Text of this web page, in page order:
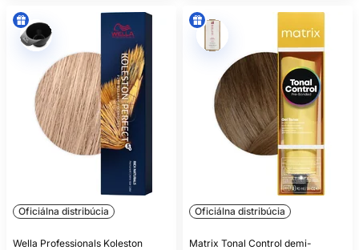
Oficiálna distribúcia
Wella Professionals Koleston
Oficiálna distribúcia
Matrix Tonal Control demi-